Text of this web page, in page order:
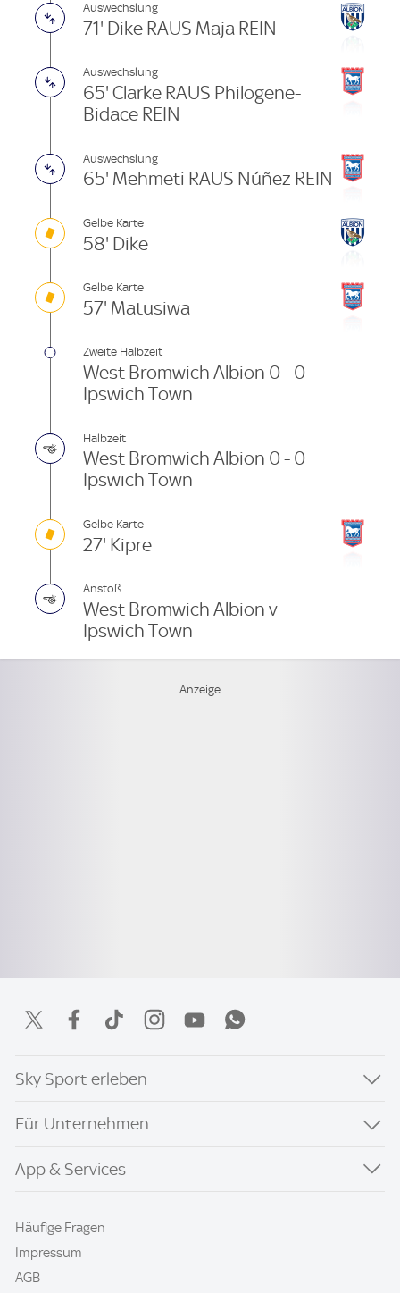
Auswechslung
71' Dike RAUS Maja REIN
Auswechslung
65' Clarke RAUS Philogene-
Bidace REIN
Auswechslung
65' Mehmeti RAUS Núñez REIN
Gelbe Karte
58' Dike
Gelbe Karte
57' Matusiwa
Zweite Halbzeit
West Bromwich Albion 0 - 0
Ipswich Town
Halbzeit
West Bromwich Albion 0 - 0
Ipswich Town
Gelbe Karte
27' Kipre
Anstoß
West Bromwich Albion v
Ipswich Town
Sky Sport erleben
Für Unternehmen
App & Services
Häufige Fragen
Impressum
AGB